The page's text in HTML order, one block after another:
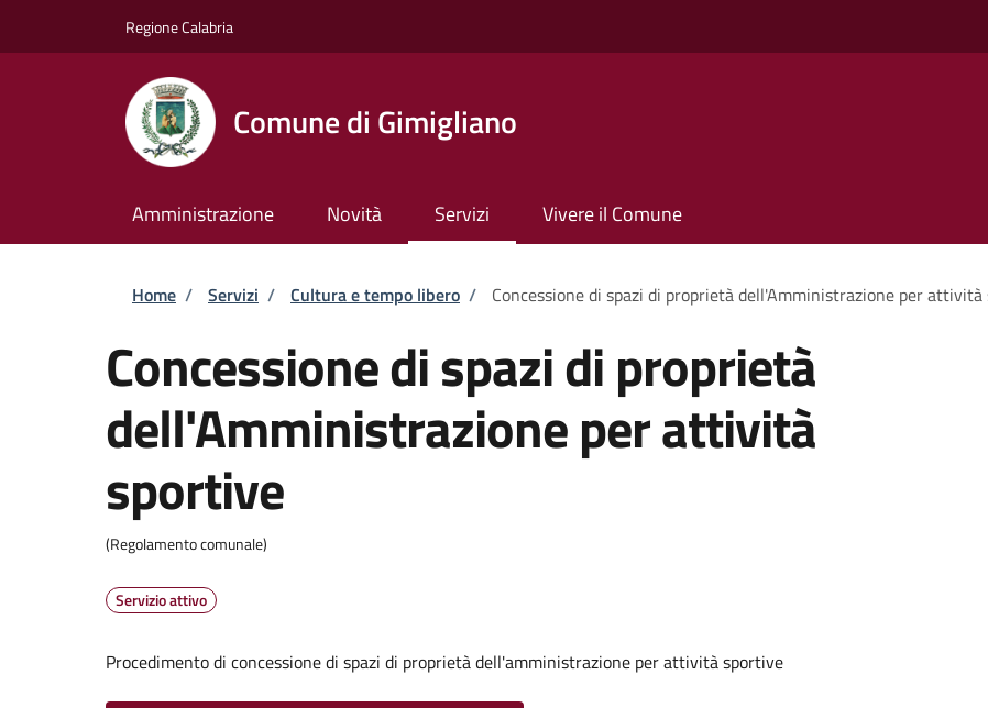
Regione Calabria
Comune di Gimigliano
Amministrazione Novità Servizi Vivere il Comune
Briciole di pane
Home / Servizi / Cultura e tempo libero / Concessione di spazi di proprietà dell'Amministrazione per
Concessione di spazi di proprietà
dell'Amministrazione per attività
sportive
(Regolamento comunale)
Servizio attivo
Procedimento di concessione di spazi di proprietà dell'amministrazione per attività sportive